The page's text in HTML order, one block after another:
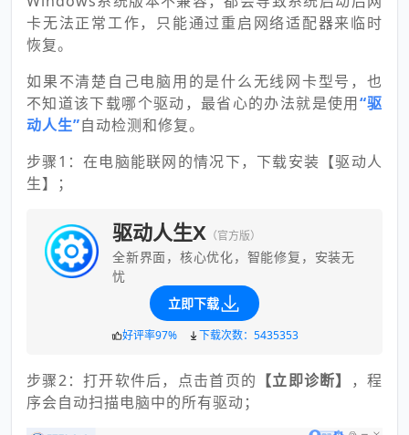
卡无法正常工作，只能通过重启网络适配器来临时
恢复。
如果不清楚自己电脑用的是什么无线网卡型号，也
不知道该下载哪个驱动，最省心的办法就是使用“驱
动人生”自动检测和修复。
步骤1：在电脑能联网的情况下，下载安装【驱动人
生】；
驱动人生X （官方版）
全新界面，核心优化，智能修复，安装无
忧
立即下载
好评率97% 下载次数：5435353
步骤2：打开软件后，点击首页的 【立即诊断】
，程
序会自动扫描电脑中的所有驱动；